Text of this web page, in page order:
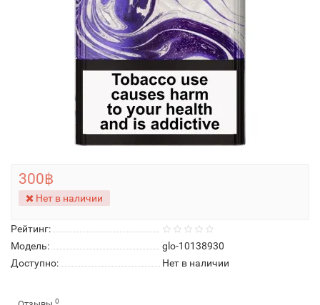
Рейтинг:
Модель:
glo-10138930
Доступно:
Нет в наличии
300฿
Нет в наличии
0